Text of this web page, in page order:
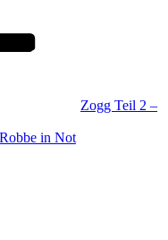
Zogg Teil 2 –
in Not